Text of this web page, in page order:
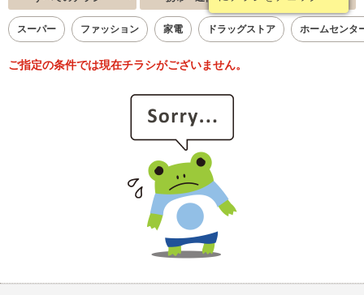
スーパー ファッション 家電 ドラッグストア ホームセンタ
ご指定の条件では現在チラシがございません。